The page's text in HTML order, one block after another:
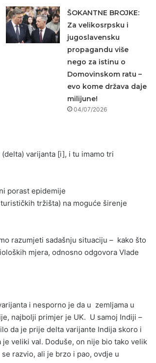
ŠOKANTNE BROJKE:
Za velikosrpsku i
jugoslavensku
propagandu više
nego za istinu o
Domovinskom ratu –
evo kome država daje
milijune!
04/07/2026
varijanta [i], i tu imamo tri
porast epidemije
tržišta) na moguće širenje
razumjeti sadašnju situaciju – kako što
mjera, odnosno odgovora Vlade
i nesporno je da u zemljama u
najbolji primjer je UK. U samoj Indiji –
da je prije delta varijante Indija skoro i
veliki val. Doduše, on nije bio tako velik
razvio, ali je brzo i pao, ovdje u